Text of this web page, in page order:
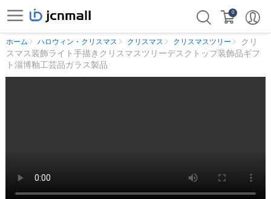
0
ホーム ハロウィン・クリスマス クリスマス クリスマスツリー
クリ
スマス装飾ライト手描きクリスマスツリーデスクトップ装飾品ギフ
ト淄博釉工芸品ガラス製品